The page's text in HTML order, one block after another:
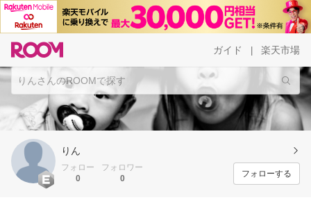
ガイド 楽天市場
りん
フォロー
0
フォロワー
0
フォローする